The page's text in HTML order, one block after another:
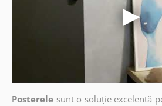
Posterele sunt o soluție excelentă